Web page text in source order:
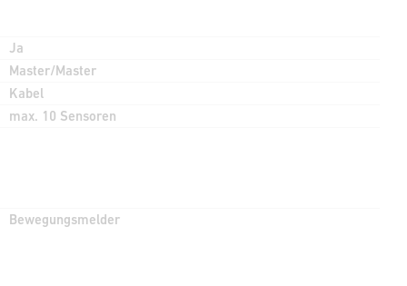
Ja
Master/Master
Kabel
max. 10 Sensoren
Bewegungsmelder